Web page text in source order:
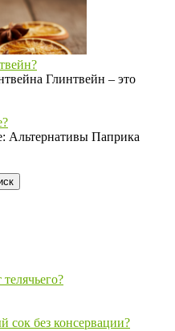
Глинтвейн – это
Альтернативы Паприка
сок без консервации?